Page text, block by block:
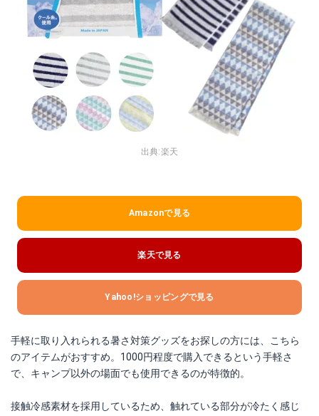
出典:楽天
Amazonで見る
楽天で見る
Yahoo!ショッピングで見る
手軽に取り入れられる暑さ対策グッズをお探しの方には、こちら
のアイテムがおすすめ。1000円程度で購入できるという手軽さ
で、キャンプ以外の場面でも使用できるのが特徴的。
接触冷感素材を採用しているため、触れている部分が冷たく感じ